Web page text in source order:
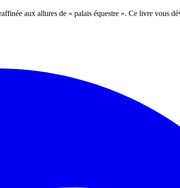
aux allures de « palais équestre ». Ce livre vous